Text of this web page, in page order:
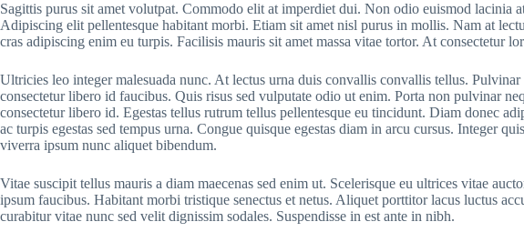
Sagittis purus sit amet volutpat. Commodo elit at imperdiet dui. Non odio euismod lacinia
Adipiscing elit pellentesque habitant morbi. Etiam sit amet nisl purus in mollis. Nam at
cras adipiscing enim eu turpis. Facilisis mauris sit amet massa vitae tortor. At consectetur
Ultricies leo integer malesuada nunc. At lectus urna duis convallis convallis tellus. Pulvinar
consectetur libero id faucibus. Quis risus sed vulputate odio ut enim. Porta non pulvinar
consectetur libero id. Egestas tellus rutrum tellus pellentesque eu tincidunt. Diam donec
ac turpis egestas sed tempus urna. Congue quisque egestas diam in arcu cursus. Integer
viverra ipsum nunc aliquet bibendum.
Vitae suscipit tellus mauris a diam maecenas sed enim ut. Scelerisque eu ultrices vitae
ipsum faucibus. Habitant morbi tristique senectus et netus. Aliquet porttitor lacus luctus
curabitur vitae nunc sed velit dignissim sodales. Suspendisse in est ante in nibh.